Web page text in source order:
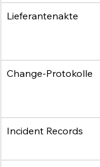
Lieferantenakte
Change-Protokolle
Incident Records